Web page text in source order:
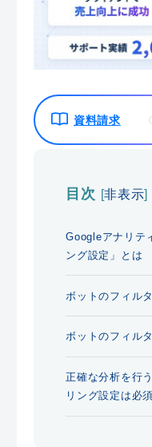
資料請求
目次 [非表示]
Googleアナリテ
ング設定」とは
ボットのフィル
ボットのフィル
正確な分析を行
リング設定は必須